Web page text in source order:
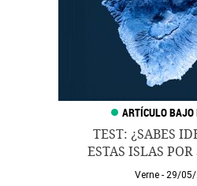
TEST: ¿SABES
ESTAS ISLAS POR
Verne 29/05/